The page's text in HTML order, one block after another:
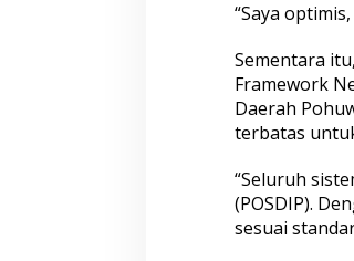
“Saya
Sementara
Framework
Daerah
terbatas
“Seluruh
(POSDIP).
sesuai